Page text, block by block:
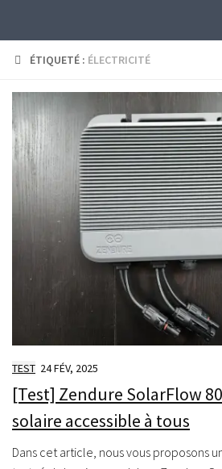
ÉTIQUETÉ : ÉLECTRICITÉ
TEST 24 FÉV, 2025
[Test] Zendure SolarFlow
solaire accessible à tous
Dans cet article, nous vous proposons